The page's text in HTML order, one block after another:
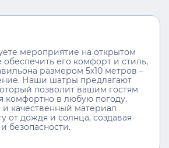
мероприятие на открытом
обеспечить его комфорт и стиль,
размером 5х10 метров –
Наши шатры предлагают
позволит вашим гостям
комфортно в любую погоду.
качественный материал
от дождя и солнца, создавая
безопасности.